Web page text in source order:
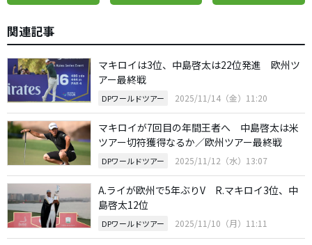
関連記事
マキロイは3位、中島啓太は22位発進 欧州ツ
アー最終戦
DPワールドツアー 2025/11/14（金）11:20
マキロイが7回目の年間王者へ 中島啓太は米
ツアー切符獲得なるか／欧州ツアー最終戦
DPワールドツアー 2025/11/12（水）13:07
A.ライが欧州で5年ぶりV R.マキロイ3位、中
島啓太12位
DPワールドツアー 2025/11/10（月）11:11